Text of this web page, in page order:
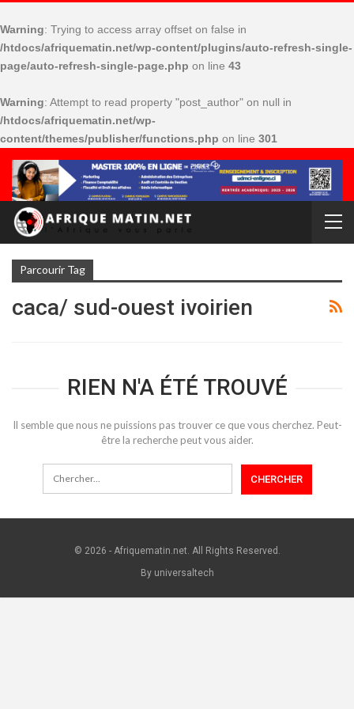
Warning: Trying to access array offset on false in
/htdocs/afriquematin.net/wp-content/plugins/auto-refresh-single-
page/auto-refresh-single-page.php on line 43
Warning: Attempt to read property "post_author" on null in
/htdocs/afriquematin.net/wp-
content/themes/publisher/functions.php on line 301
Parcourir Tag
caca/ sud-ouest ivoirien
RIEN N'A ÉTÉ TROUVÉ
Il semble que nous ne puissions pas trouver ce que vous cherchez. Peut-
être la recherche peut vous aider.
© 2026 - Afriquematin.net. All Rights Reserved.
By universaltech